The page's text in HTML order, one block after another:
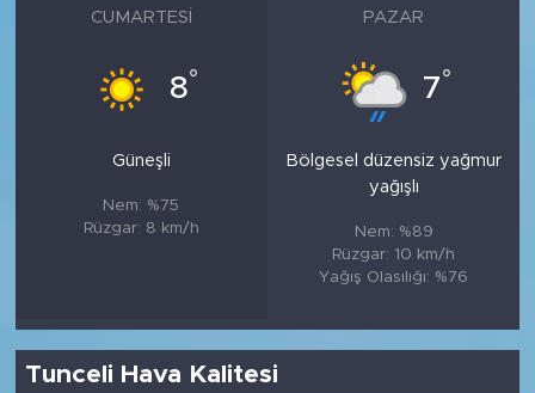
CUMARTESI
8°
Güneşli
Nem: %75
Rüzgar: 8 km/h
PAZAR
7°
Bölgesel düzensiz yağmur
yağışlı
Nem: %89
Rüzgar: 10 km/h
Yağış Olasılığı: %76
Tunceli Hava Kalitesi